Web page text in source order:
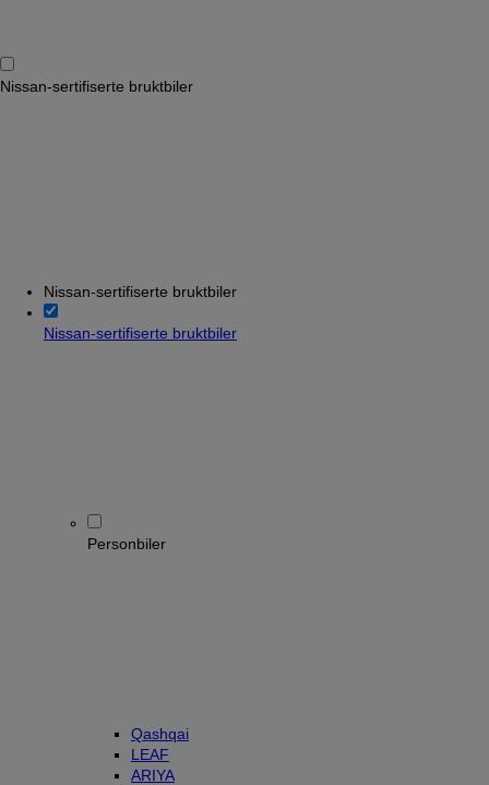
Nissan-sertifiserte bruktbiler
Nissan-sertifiserte bruktbiler
Nissan-sertifiserte bruktbiler
Personbiler
Qashqai
LEAF
ARIYA